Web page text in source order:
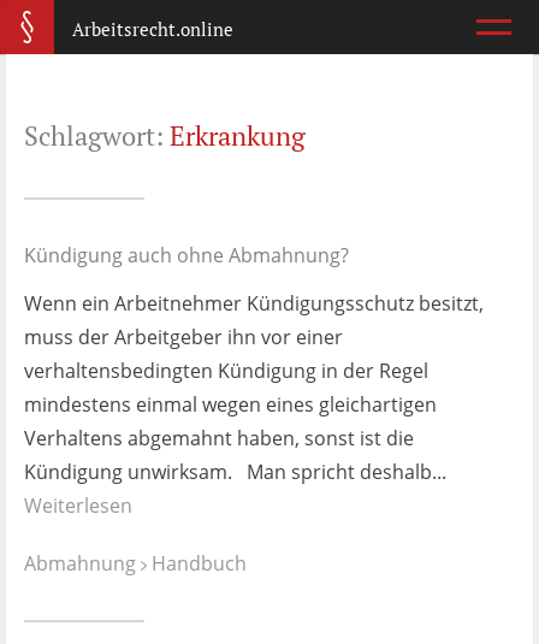
Arbeitsrecht.online
Was ist wichtig?
Wie reagiere ich?
Kündigung
Was jetzt?
Aufhebungsvertrag
Wann lohnt er sich?
Zeugnis
Ist es wirklich gut?
Kontakt
Schlagwort: Erkrankung
Kündigung auch ohne Abmahnung?
Wenn ein Arbeitnehmer Kündigungsschutz besitzt,
muss der Arbeitgeber ihn vor einer
verhaltensbedingten Kündigung in der Regel
mindestens einmal wegen eines gleichartigen
Verhaltens abgemahnt haben, sonst ist die
Kündigung unwirksam. Man spricht deshalb...
Weiterlesen
Abmahnung Handbuch